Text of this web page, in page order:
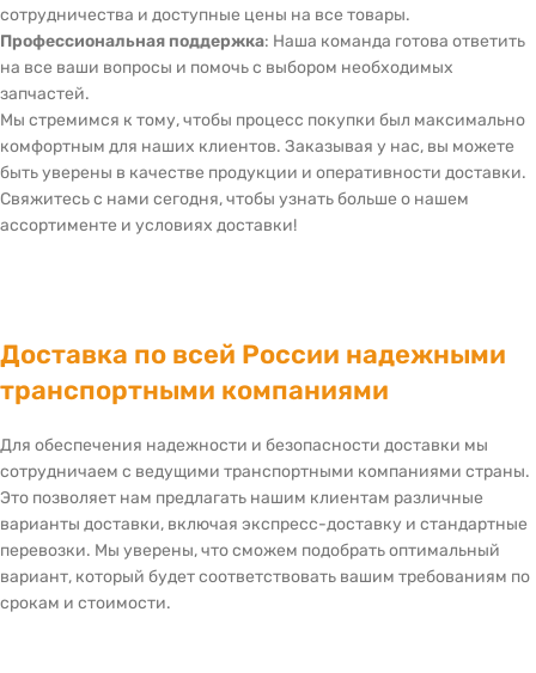
сотрудничества и доступные цены на все товары.
Профессиональная поддержка: Наша команда готова ответить
на все ваши вопросы и помочь с выбором необходимых
запчастей.
Мы стремимся к тому, чтобы процесс покупки был максимально
комфортным для наших клиентов. Заказывая у нас, вы можете
быть уверены в качестве продукции и оперативности доставки.
Свяжитесь с нами сегодня, чтобы узнать больше о нашем
ассортименте и условиях доставки!
Доставка по всей России надежными
транспортными компаниями
Для обеспечения надежности и безопасности доставки мы
сотрудничаем с ведущими транспортными компаниями страны.
Это позволяет нам предлагать нашим клиентам различные
варианты доставки, включая экспресс-доставку и стандартные
перевозки. Мы уверены, что сможем подобрать оптимальный
вариант, который будет соответствовать вашим требованиям по
срокам и стоимости.